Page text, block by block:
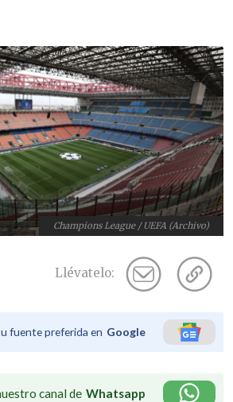
Champions League / UEFA (Archivo)
Llévatelo:
fuente preferida en Google
canal de Whatsapp